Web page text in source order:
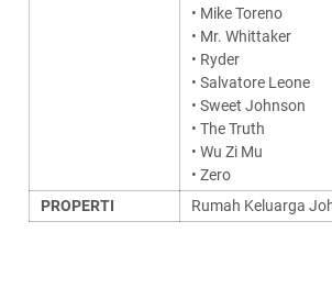
• Mike Toreno
• Mr. Whittaker
• Ryder
• Salvatore Leone
• Sweet Johnson
• The Truth
• Wu Zi Mu
• Zero
PROPERTI
Rumah Keluarga